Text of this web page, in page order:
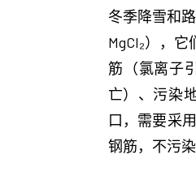
冬季降雪和
MgCl₂），
筋（氯离子
亡）、污染
口，需要采
钢筋，不污